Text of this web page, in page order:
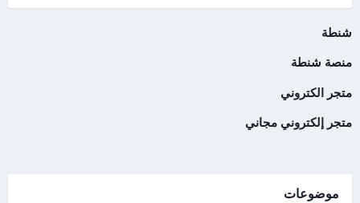
شنطة
منصة شنطة
متجر الكتروني
متجر إلكتروني مجاني
موضوعات